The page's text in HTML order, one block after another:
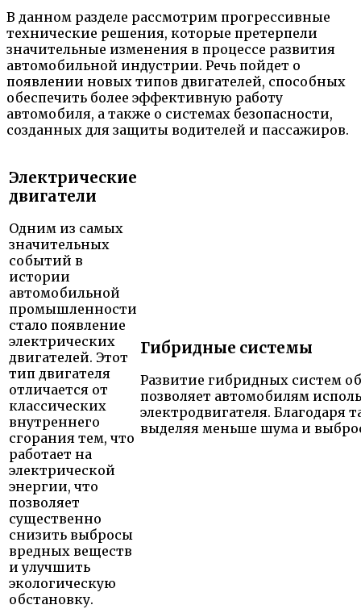
В данном разделе рассмотрим прогрессивные
технические решения, которые претерпели
значительные изменения в процессе развития
автомобильной индустрии. Речь пойдет о
появлении новых типов двигателей, способных
обеспечить более эффективную работу
автомобиля, а также о системах безопасности,
созданных для защиты водителей и пассажиров.
Электрические
двигатели
Одним из самых
значительных
событий в
истории
автомобильной
промышленности
стало появление
электрических
двигателей. Этот
тип двигателя
отличается от
классических
внутреннего
сгорания тем, что
работает на
электрической
энергии, что
позволяет
существенно
снизить выбросы
вредных веществ
и улучшить
экологическую
обстановку.
Гибридные системы
Развитие гибридных систем
позволяет автомобилям
электродвигателя.
выделяя меньше шума и